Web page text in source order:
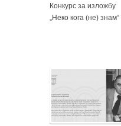
Конкурс за изложбу
„Неко кога (не) знам“